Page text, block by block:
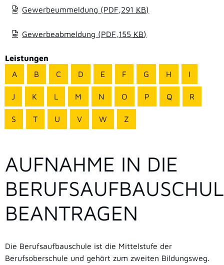
Gewerbeummeldung (PDF,291 KB)
Gewerbeabmeldung (PDF,155 KB)
Leistungen
A
B C D E F G H I
J K L M N O P Q R
S T U V W Z
AUFNAHME IN DIE
BEANTRAGEN
Die Berufsaufbauschule ist die Mittelstufe der
Berufsoberschule und gehört zum zweiten Bildungsweg.